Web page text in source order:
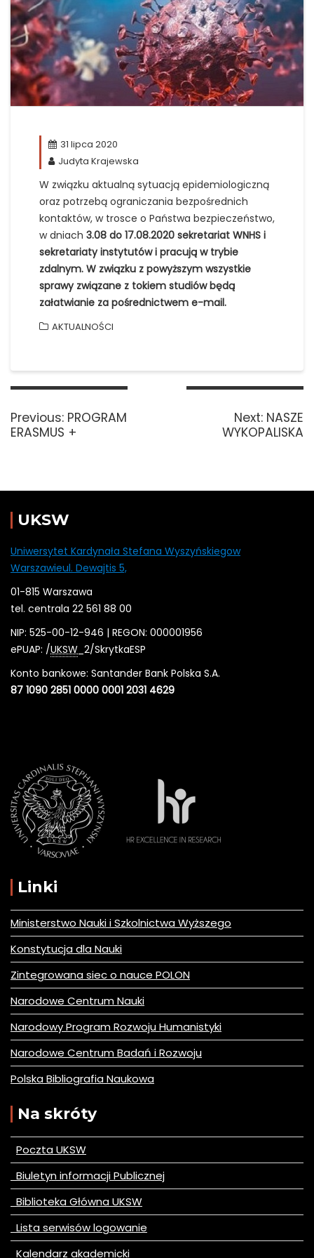
31 lipca 2020
Judyta Krajewska
W związku aktualną sytuacją epidemiologiczną
oraz potrzebą ograniczania bezpośrednich
kontaktów, w trosce o Państwa bezpieczeństwo,
w dniach 3.08 do 17.08.2020 sekretariat WNHS i
sekretariaty instytutów i pracują w trybie
zdalnym. W związku z powyższym wszystkie
sprawy związane z tokiem studiów będą
załatwianie za pośrednictwem e-mail.
AKTUALNOŚCI
Nawigacja
Previous: Previous
post:
PROGRAM
ERASMUS +
Next: Next
post:
NASZE
WYKOPALISKA
UKSW
Uniwersytet Kardynała Stefana Wyszyńskiegow
Warszawieul. Dewajtis 5,
01-815 Warszawa
tel. centrala 22 561 88 00
NIP: 525-00-12-946 | REGON: 000001956
ePUAP: /UKSW _2/SkrytkaESP
Konto bankowe: Santander Bank Polska S.A.
87 1090 2851 0000 0001 2031 4629
Linki
Ministerstwo Nauki i Szkolnictwa Wyższego
Konstytucja dla Nauki
Zintegrowana siec o nauce POLON
Narodowe Centrum Nauki
Narodowy Program Rozwoju Humanistyki
Narodowe Centrum Badań i Rozwoju
Polska Bibliografia Naukowa
Na skróty
Poczta UKSW
Biuletyn informacji Publicznej
Biblioteka Główna UKSW
Lista serwisów logowanie
Kalendarz akademicki